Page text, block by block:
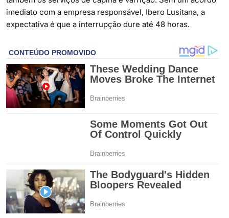
imediato com a empresa responsável, Ibero Lusitana, a
expectativa é que a interrupção dure até 48 horas.